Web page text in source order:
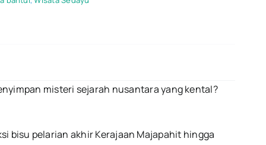
dan
Misteri
misteri sejarah nusantara yang kental?
bisu pelarian akhir Kerajaan Majapahit hingga